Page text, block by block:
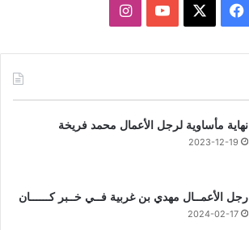
فيسبوك يوتيوبانستقرام
نهاية مأساوية لرجل الأعمال محمد فريخة
2023-12-19
رجل الأعمــال مهدي بن غربية فــي خــبر كــــــان
2024-02-17